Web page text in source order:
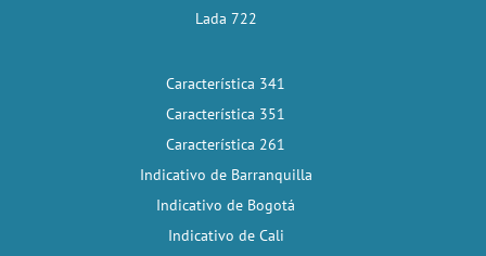
Lada 722
Característica 341
Característica 351
Característica 261
Indicativo de Barranquilla
Indicativo de Bogotá
Indicativo de Cali